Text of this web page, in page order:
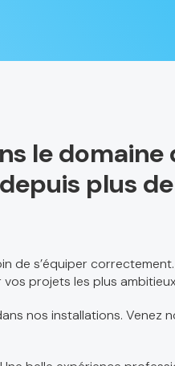
le domaine
plus
de s’équiper
projets les plus
nos installations. Venez